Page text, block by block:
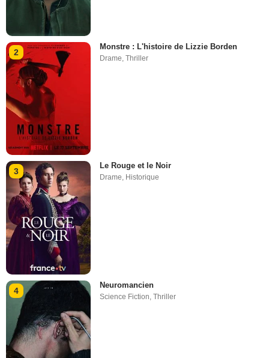
2
Monstre : L'histoire de Lizzie Borden
Drame,Thriller
3
Le Rouge et le Noir
Drame, Historique
4
Neuromancien
Science Fiction ,Thriller